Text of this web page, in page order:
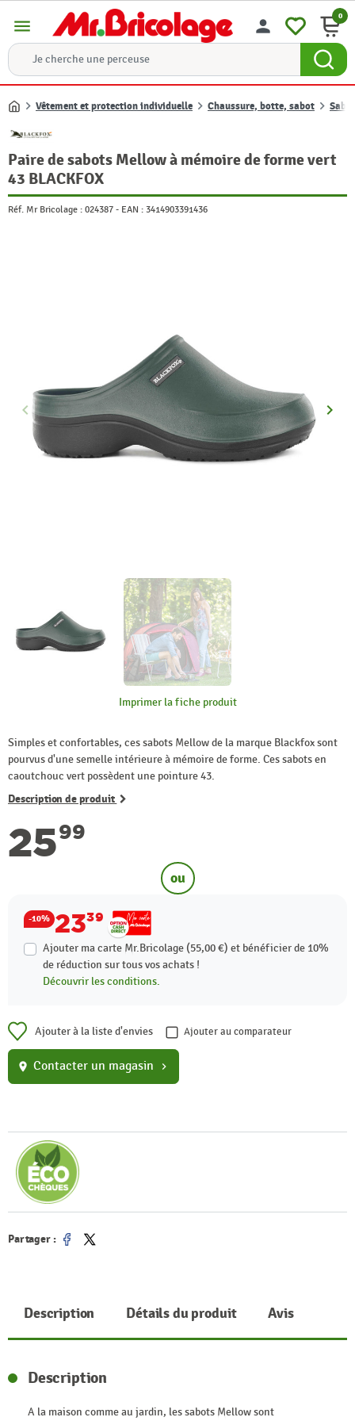
menu person 0
Accueil
Vêtement et protection individuelle Chaussure, botte, sabot Sabot
Paire de sabots Mellow à mémoire de forme vert
43 BLACKFOX
Réf. Mr Bricolage : 024387 - EAN : 3414903391436
Précédent
keyboard_arrow_left keyboard_arrow_right
Imprimer la fiche produit
Simples et confortables, ces sabots Mellow de la marque Blackfox sont
pourvus d'une semelle intérieure à mémoire de forme. Ces sabots en
caoutchouc vert possèdent une pointure 43.
Description de produit
2599
ou
-10% 2339
Ajouter ma carte Mr.Bricolage (55,00 €) et bénéficier de 10%
de réduction sur tous vos achats !
Découvrir les conditions.
Ajouter à la liste d'envies Ajouter au comparateur
location_on Contacter un magasin chevron_right
Partager :
Partager
Tweet
Description Détails du produit Avis
Description
A la maison comme au jardin, les sabots Mellow sont